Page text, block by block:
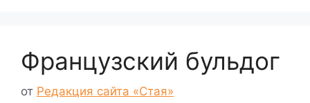
Французский бульдог
от Редакция сайта «Стая»